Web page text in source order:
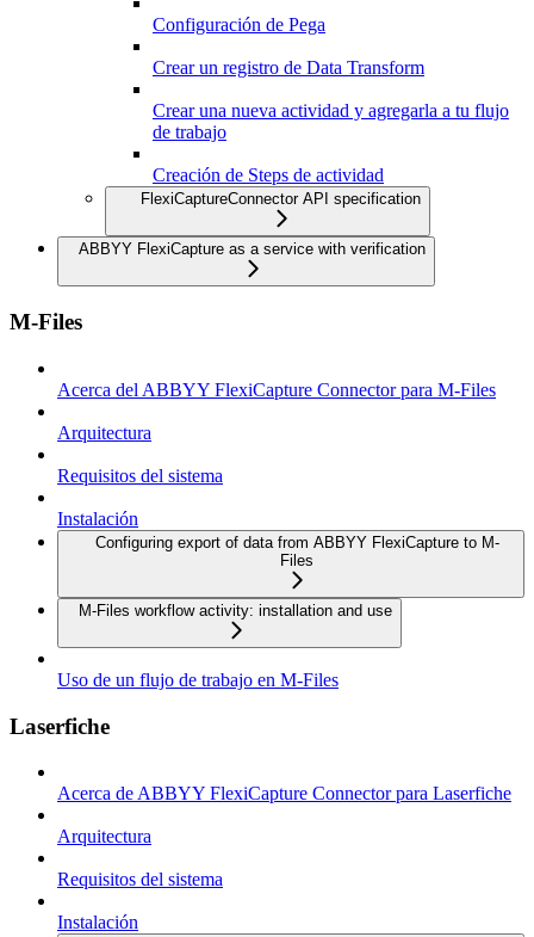
Configuración de Pega
Crear un registro de Data Transform
Crear una nueva actividad y agregarla a tu flujo
de trabajo
Creación de Steps de actividad
FlexiCaptureConnector API specification
ABBYY FlexiCapture as a service with verification
M-Files
Acerca del ABBYY FlexiCapture Connector para M-Files
Arquitectura
Requisitos del sistema
Instalación
Configuring export of data from ABBYY FlexiCapture to M-
Files
M-Files workflow activity: installation and use
Uso de un flujo de trabajo en M-Files
Laserfiche
Acerca de ABBYY FlexiCapture Connector para Laserfiche
Arquitectura
Requisitos del sistema
Instalación